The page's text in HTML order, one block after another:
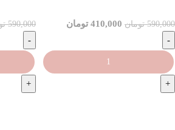
590,000 تومان 410,000 تومان 590,000